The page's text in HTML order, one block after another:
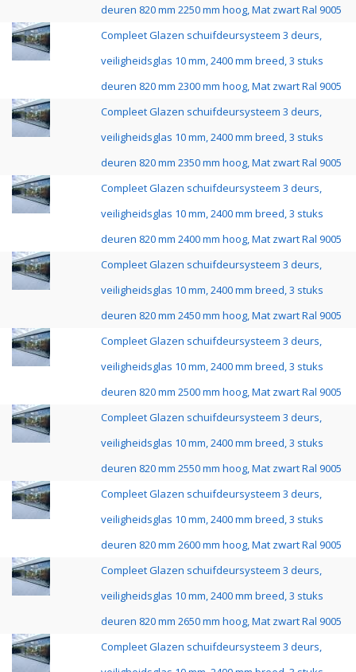
deuren 820 mm 2250 mm hoog, Mat zwart Ral 9005
Compleet Glazen schuifdeursysteem 3 deurs,
veiligheidsglas 10 mm, 2400 mm breed, 3 stuks
deuren 820 mm 2300 mm hoog, Mat zwart Ral 9005
Compleet Glazen schuifdeursysteem 3 deurs,
veiligheidsglas 10 mm, 2400 mm breed, 3 stuks
deuren 820 mm 2350 mm hoog, Mat zwart Ral 9005
Compleet Glazen schuifdeursysteem 3 deurs,
veiligheidsglas 10 mm, 2400 mm breed, 3 stuks
deuren 820 mm 2400 mm hoog, Mat zwart Ral 9005
Compleet Glazen schuifdeursysteem 3 deurs,
veiligheidsglas 10 mm, 2400 mm breed, 3 stuks
deuren 820 mm 2450 mm hoog, Mat zwart Ral 9005
Compleet Glazen schuifdeursysteem 3 deurs,
veiligheidsglas 10 mm, 2400 mm breed, 3 stuks
deuren 820 mm 2500 mm hoog, Mat zwart Ral 9005
Compleet Glazen schuifdeursysteem 3 deurs,
veiligheidsglas 10 mm, 2400 mm breed, 3 stuks
deuren 820 mm 2550 mm hoog, Mat zwart Ral 9005
Compleet Glazen schuifdeursysteem 3 deurs,
veiligheidsglas 10 mm, 2400 mm breed, 3 stuks
deuren 820 mm 2600 mm hoog, Mat zwart Ral 9005
Compleet Glazen schuifdeursysteem 3 deurs,
veiligheidsglas 10 mm, 2400 mm breed, 3 stuks
deuren 820 mm 2650 mm hoog, Mat zwart Ral 9005
Compleet Glazen schuifdeursysteem 3 deurs,